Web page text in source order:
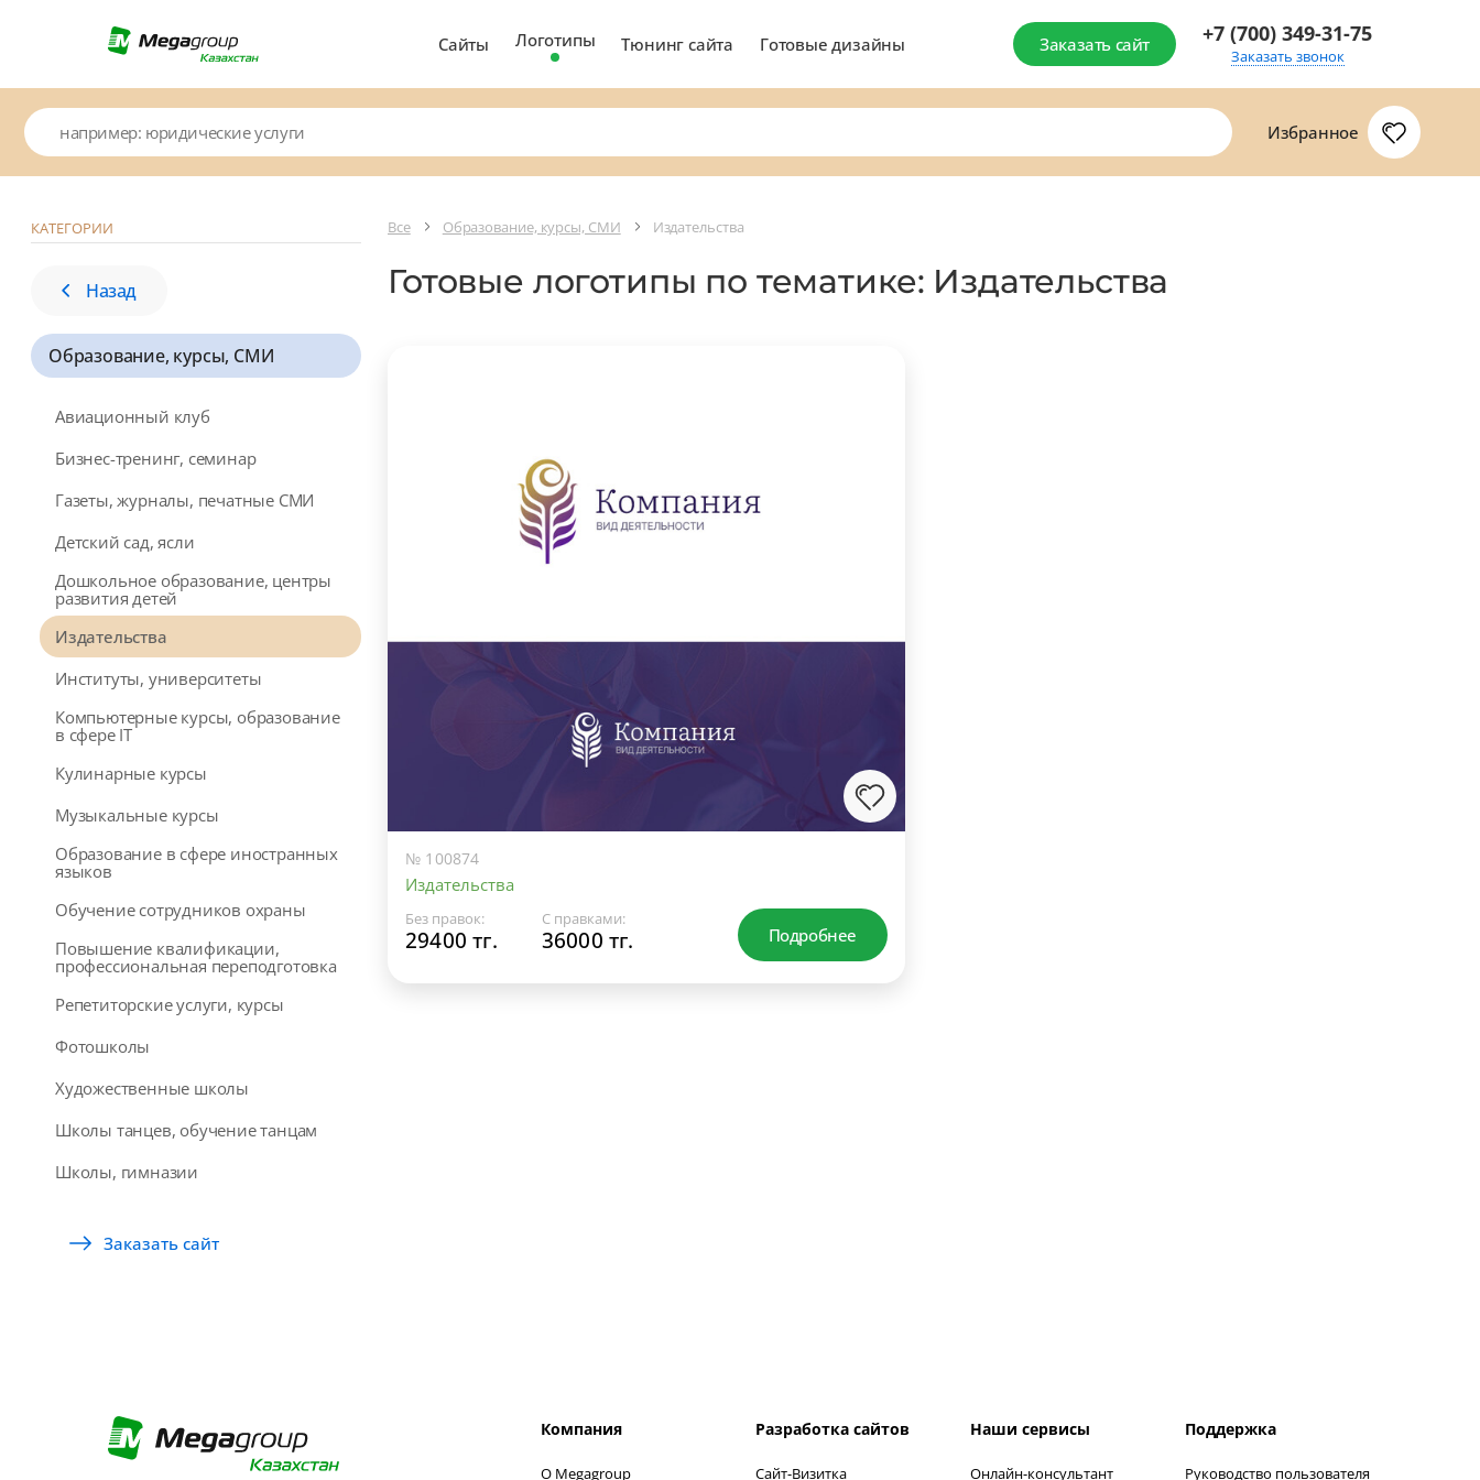
Сайты Логотипы Тюнинг сайта Готовые дизайны Заказать сайт +7 (700) 349-31-75
Заказать звонок
Избранное
КАТЕГОРИИ
Назад
Образование, курсы, СМИ
Авиационный клуб
Бизнес-тренинг, семинар
Газеты, журналы, печатные СМИ
Детский сад, ясли
Дошкольное образование, центры
развития детей
Издательства
Институты, университеты
Компьютерные курсы, образование
в сфере IT
Кулинарные курсы
Музыкальные курсы
Образование в сфере иностранных
языков
Обучение сотрудников охраны
Повышение квалификации,
профессиональная переподготовка
Репетиторские услуги, курсы
Фотошколы
Художественные школы
Школы танцев, обучение танцам
Школы, гимназии
Заказать сайт
Все Образование, курсы, СМИ Издательства
Готовые логотипы по тематике: Издательства
№ 100874
Издательства
Без правок:
29400 тг.
С правками:
36000 тг. Подробнее
Компания
О Megagroup
Разработка сайтов
Сайт-Визитка
Наши сервисы
Онлайн-консультант
Поддержка
Руководство пользователя